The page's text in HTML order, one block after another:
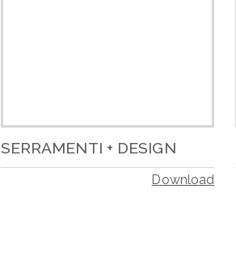
SERRAMENTI + DESIGN
Download